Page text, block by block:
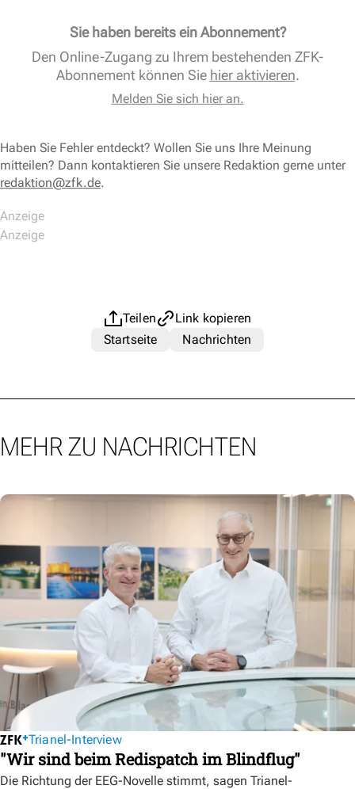
Sie haben bereits ein Abonnement?
Den Online-Zugang zu Ihrem bestehenden ZFK-
Abonnement können Sie hier aktivieren.
Melden Sie sich hier an.
Haben Sie Fehler entdeckt? Wollen Sie uns Ihre Meinung
mitteilen? Dann kontaktieren Sie unsere Redaktion gerne unter
redaktion@zfk.de.
Teilen
Link kopieren
Startseite
Nachrichten
MEHR ZU NACHRICHTEN
Trianel-Interview
"Wir sind beim Redispatch im Blindflug"
Die Richtung der EEG-Novelle stimmt, sagen Trianel-